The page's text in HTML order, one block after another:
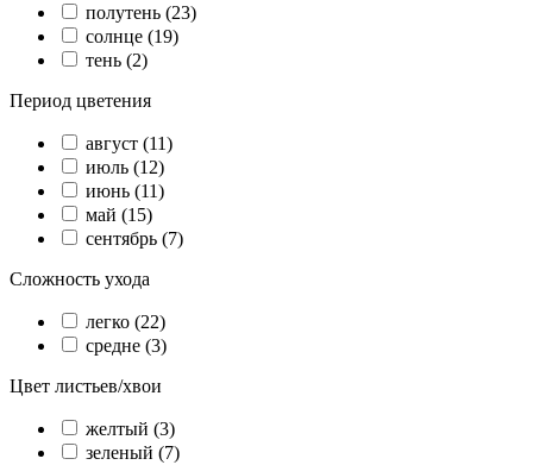
полутень (23)
солнце (19)
тень (2)
Период цветения
август (11)
июль (12)
июнь (11)
май (15)
сентябрь (7)
Сложность ухода
легко (22)
средне (3)
Цвет листьев/хвои
желтый (3)
зеленый (7)